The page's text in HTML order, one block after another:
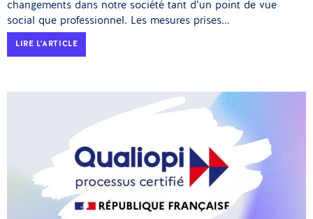
changements dans notre société tant d’un point de vue
social que professionnel. Les mesures prises...
LIRE L'ARTICLE